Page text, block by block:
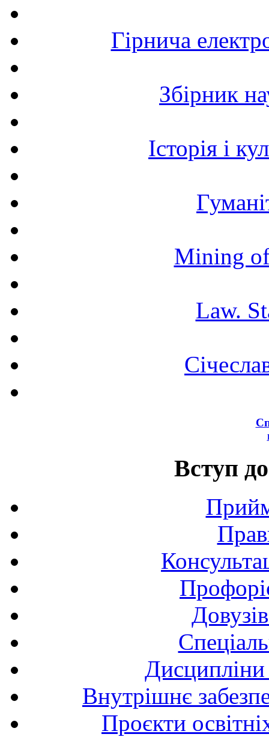
Гірнича
Збірник
Історія і
Mining
Law.
Вступ
Внутрішнє
Проєкти